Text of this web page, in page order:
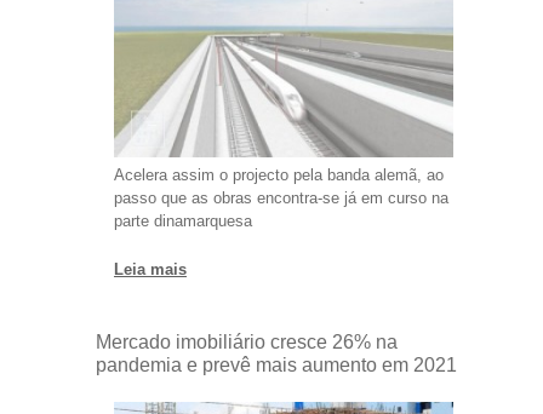
Acelera assim o projecto pela banda alemã, ao
passo que as obras encontra-se já em curso na
parte dinamarquesa
Leia mais
Mercado imobiliário cresce 26% na
pandemia e prevê mais aumento em 2021